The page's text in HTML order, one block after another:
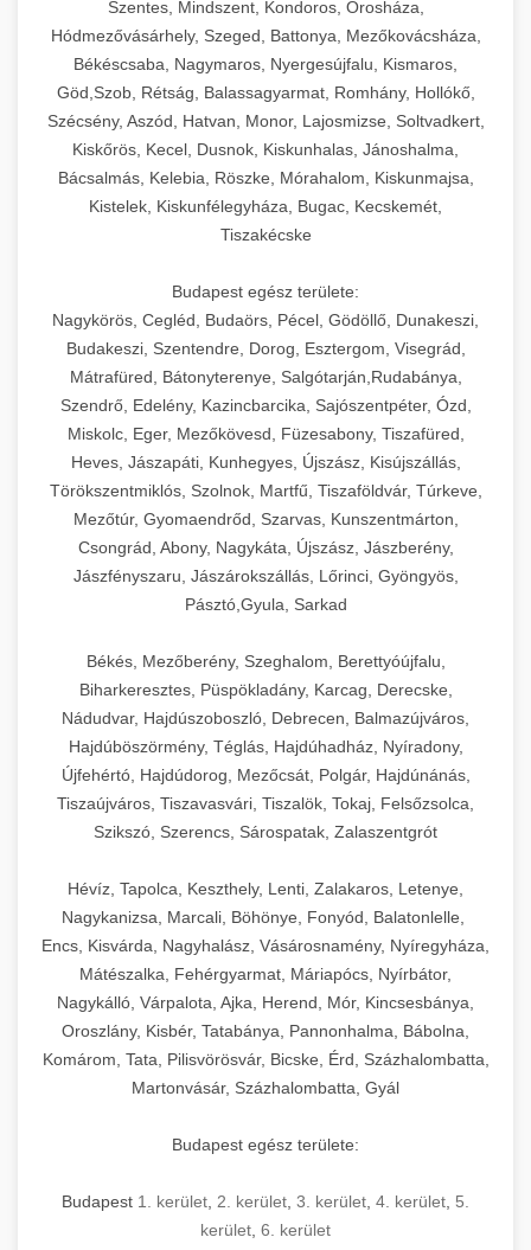
Szentes, Mindszent, Kondoros, Orosháza,
Hódmezővásárhely, Szeged, Battonya, Mezőkovácsháza,
Békéscsaba, Nagymaros, Nyergesújfalu, Kismaros,
Göd,Szob, Rétság, Balassagyarmat, Romhány, Hollókő,
Szécsény, Aszód, Hatvan, Monor, Lajosmizse, Soltvadkert,
Kiskőrös, Kecel, Dusnok, Kiskunhalas, Jánoshalma,
Bácsalmás, Kelebia, Röszke, Mórahalom, Kiskunmajsa,
Kistelek, Kiskunfélegyháza, Bugac, Kecskemét,
Tiszakécske
Budapest egész területe:
Nagykörös, Cegléd, Budaörs, Pécel, Gödöllő, Dunakeszi,
Budakeszi, Szentendre, Dorog, Esztergom, Visegrád,
Mátrafüred, Bátonyterenye, Salgótarján,Rudabánya,
Szendrő, Edelény, Kazincbarcika, Sajószentpéter, Ózd,
Miskolc, Eger, Mezőkövesd, Füzesabony, Tiszafüred,
Heves, Jászapáti, Kunhegyes, Újszász, Kisújszállás,
Törökszentmiklós, Szolnok, Martfű, Tiszaföldvár, Túrkeve,
Mezőtúr, Gyomaendrőd, Szarvas, Kunszentmárton,
Csongrád, Abony, Nagykáta, Újszász, Jászberény,
Jászfényszaru, Jászárokszállás, Lőrinci, Gyöngyös,
Pásztó,Gyula, Sarkad
Békés, Mezőberény, Szeghalom, Berettyóújfalu,
Biharkeresztes, Püspökladány, Karcag, Derecske,
Nádudvar, Hajdúszoboszló, Debrecen, Balmazújváros,
Hajdúböszörmény, Téglás, Hajdúhadház, Nyíradony,
Újfehértó, Hajdúdorog, Mezőcsát, Polgár, Hajdúnánás,
Tiszaújváros, Tiszavasvári, Tiszalök, Tokaj, Felsőzsolca,
Szikszó, Szerencs, Sárospatak, Zalaszentgrót
Hévíz, Tapolca, Keszthely, Lenti, Zalakaros, Letenye,
Nagykanizsa, Marcali, Böhönye, Fonyód, Balatonlelle,
Encs, Kisvárda, Nagyhalász, Vásárosnamény, Nyíregyháza,
Mátészalka, Fehérgyarmat, Máriapócs, Nyírbátor,
Nagykálló, Várpalota, Ajka, Herend, Mór, Kincsesbánya,
Oroszlány, Kisbér, Tatabánya, Pannonhalma, Bábolna,
Komárom, Tata, Pilisvörösvár, Bicske, Érd, Százhalombatta,
Martonvásár, Százhalombatta, Gyál
Budapest egész területe:
Budapest 1. kerület 2. kerület 3. kerület 4. kerület 5.
kerület 6. kerület